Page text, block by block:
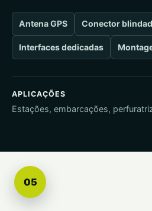
Antena GPS Conector
Interfaces dedicadas
APLICAÇÕES
Estações, embarcações,
05